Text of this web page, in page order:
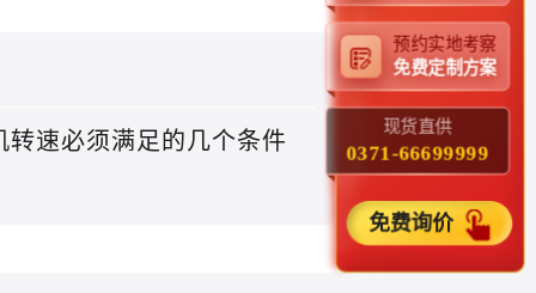
转速必须满足的几个条件
预约实地考察
免费定制方案
现货直供
0371-66699999
免费询价